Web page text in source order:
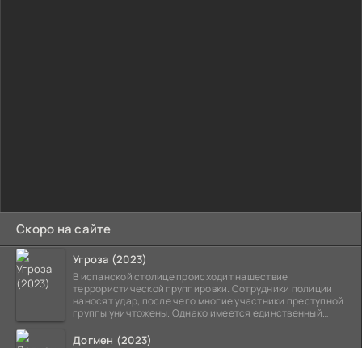
Скоро на сайте
Угроза (2023)
В испанской столице происходит нашествие
террористической группировки. Сотрудники полиции
наносят удар, после чего многие участники преступной
группы уничтожены. Однако имеется единственный
Догмен (2023)